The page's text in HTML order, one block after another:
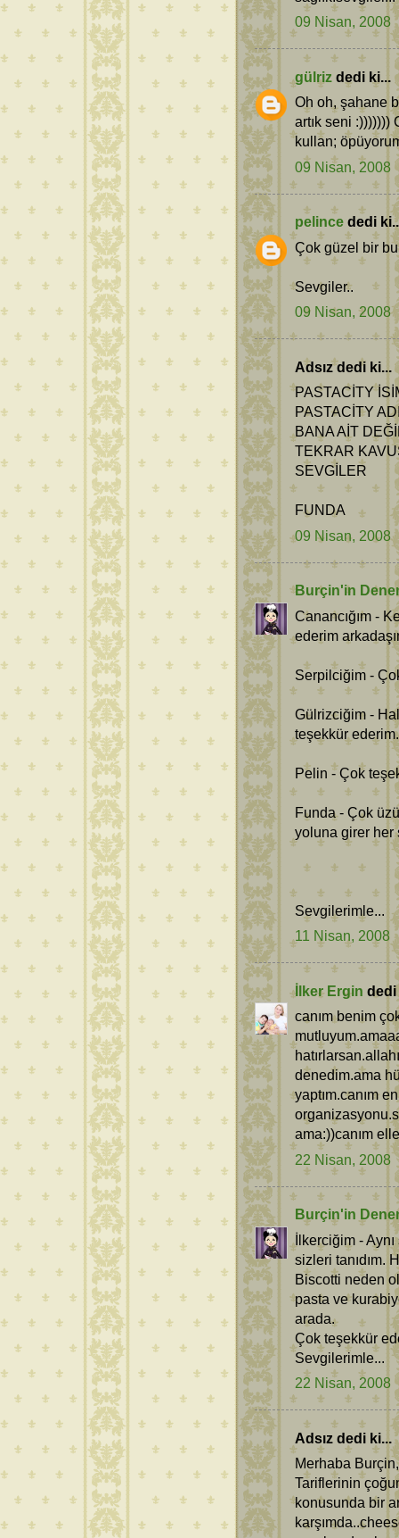
09 Nisan, 2008
gülriz dedi ki...
Oh oh, şahane
artık seni
kullan;
09 Nisan, 2008
pelince dedi
Çok güzel bir
Sevgiler..
09 Nisan, 2008
Adsız dedi ki...
PASTACİTY
PASTACİTY
BANA AİT
TEKRAR
SEVGİLER
FUNDA
09 Nisan, 2008
Burçin'in
Canancığım -
ederim
Serpilciğim -
Gülrizciğim -
teşekkür
Pelin - Çok
Funda - Çok
yoluna girer her
Sevgilerimle...
11 Nisan, 2008
İlker Ergin dedi
canım benim
denedim.ama
yaptım.canım
ama:))canım
22 Nisan, 2008
Burçin'in
İlkerciğim -
sizleri tanıdım.
Biscotti neden
pasta ve
arada.
Çok teşekkür
Sevgilerimle...
22 Nisan, 2008
Adsız dedi ki...
Merhaba Burçin,
Tariflerinin
konusunda bir